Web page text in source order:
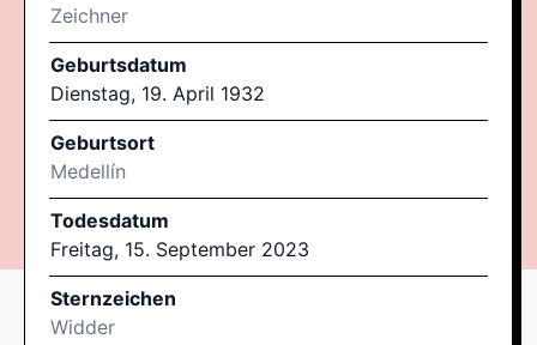
Zeichner
Geburtsdatum
Dienstag, 19. April 1932
Geburtsort
Medellín
Todesdatum
Freitag, 15. September 2023
Sternzeichen
Widder